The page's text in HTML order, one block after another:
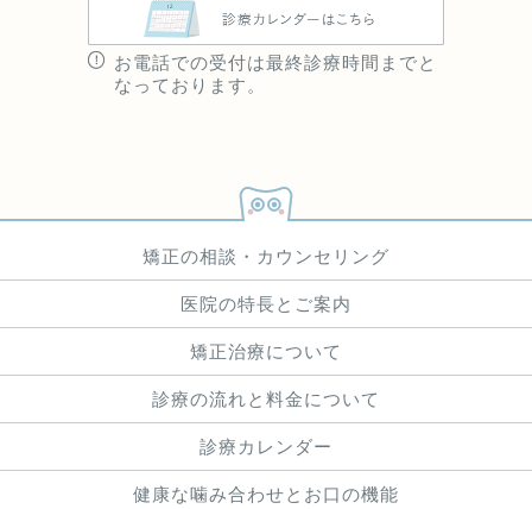
お電話での受付は最終診療時間までと
なっております。
矯正の相談・カウンセリング
医院の特長とご案内
矯正治療について
診療の流れと料金について
診療カレンダー
健康な噛み合わせとお口の機能